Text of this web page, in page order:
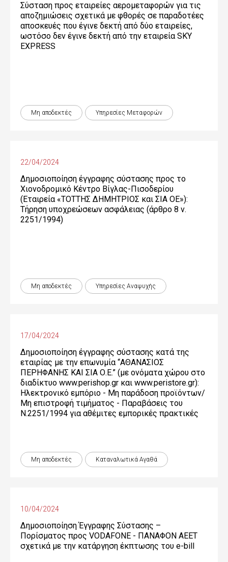
Σύσταση προς εταιρείες αερομεταφορών για τις
αποζημιώσεις σχετικά με φθορές σε παραδοτέες
αποσκευές που έγινε δεκτή από δύο εταιρείες,
ωστόσο δεν έγινε δεκτή από την εταιρεία SKY
EXPRESS
Μη αποδεκτές Υπηρεσίες Μεταφορών
22/04/2024
Δημοσιοποίηση έγγραφης σύστασης προς το
Χιονοδρομικό Κέντρο Βίγλας-Πισοδερίου
(Εταιρεία «ΤΟΤΤΗΣ ΔΗΜΗΤΡΙΟΣ και ΣΙΑ ΟΕ»):
Τήρηση υποχρεώσεων ασφάλειας (άρθρο 8 ν.
2251/1994)
Μη αποδεκτές Υπηρεσίες Αναψυχής
17/04/2024
Δημοσιοποίηση έγγραφης σύστασης κατά της
εταιρίας με την επωνυμία “ΑΘΑΝΑΣΙΟΣ
ΠΕΡΗΦΑΝΗΣ ΚΑΙ ΣΙΑ Ο.Ε.” (με ονόματα χώρου στο
διαδίκτυο www.perishop.gr και www.peristore.gr):
Ηλεκτρονικό εμπόριο - Μη παράδοση προϊόντων/
Μη επιστροφή τιμήματος - Παραβάσεις του
Ν.2251/1994 για αθέμιτες εμπορικές πρακτικές
Μη αποδεκτές Καταναλωτικά Αγαθά
10/04/2024
Δημοσιοποίηση Έγγραφης Σύστασης –
Πορίσματος προς VODAFONE - ΠΑΝΑΦΟΝ ΑΕΕΤ
σχετικά με την κατάργηση έκπτωσης του e-bill